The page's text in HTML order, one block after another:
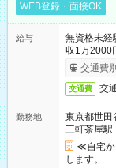
WEB登録・面接OK
給与
無資格未
収1万2000
交通費
交通費 交
勤務地
東京都世田
三軒茶屋駅
≪自宅か
します。